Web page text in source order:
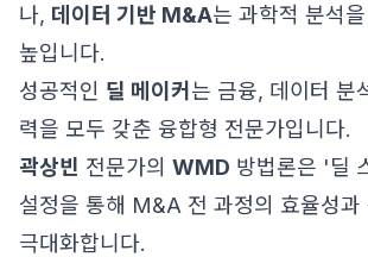
나, 데이터 기반 M&A는 과학적 분석
높입니다.
성공적인 딜 메이커 는 금융, 데이터 분
력을 모두 갖춘 융합형 전문가입니다.
곽상빈 전문가의 WMD 방법론은 '딜
설정을 통해 M&A 전 과정의 효율성과
극대화합니다.